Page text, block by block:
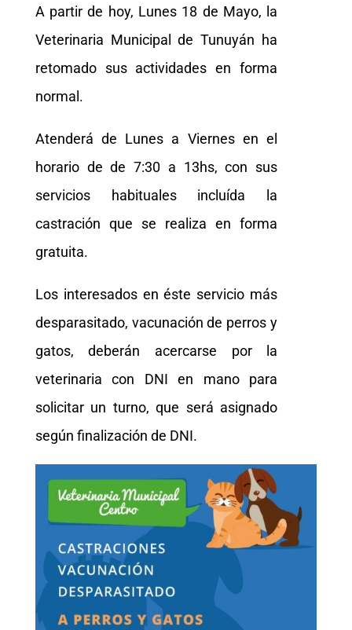
A partir de hoy, Lunes 18 de Mayo, la
Veterinaria Municipal de Tunuyán ha
retomado sus actividades en forma
normal.
Atenderá de Lunes a Viernes en el
horario de de 7:30 a 13hs, con sus
servicios habituales incluída la
castración que se realiza en forma
gratuita.
Los interesados en éste servicio más
desparasitado, vacunación de perros y
gatos, deberán acercarse por la
veterinaria con DNI en mano para
solicitar un turno, que será asignado
según finalización de DNI.